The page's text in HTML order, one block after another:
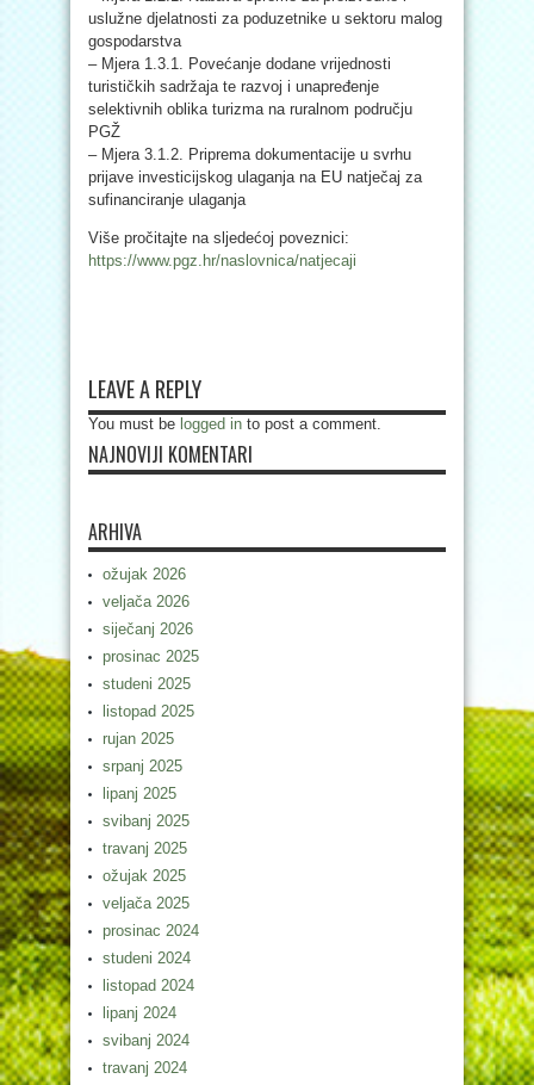
uslužne djelatnosti za poduzetnike u sektoru malog
gospodarstva
– Mjera 1.3.1. Povećanje dodane vrijednosti
turističkih sadržaja te razvoj i unapređenje
selektivnih oblika turizma na ruralnom području
PGŽ
– Mjera 3.1.2. Priprema dokumentacije u svrhu
prijave investicijskog ulaganja na EU natječaj za
sufinanciranje ulaganja
Više pročitajte na sljedećoj poveznici:
https://www.pgz.hr/naslovnica/natjecaji
LEAVE A REPLY
You must be logged in to post a comment.
NAJNOVIJI KOMENTARI
ARHIVA
ožujak 2026
veljača 2026
siječanj 2026
prosinac 2025
studeni 2025
listopad 2025
rujan 2025
srpanj 2025
lipanj 2025
svibanj 2025
travanj 2025
ožujak 2025
veljača 2025
prosinac 2024
studeni 2024
listopad 2024
lipanj 2024
svibanj 2024
travanj 2024